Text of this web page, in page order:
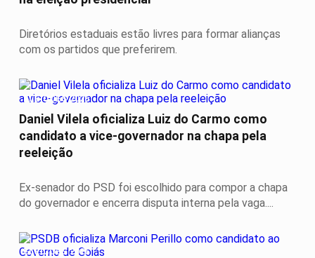
Diretórios estaduais estão livres para formar alianças
com os partidos que preferirem.
ELEIÇÕES 2026
Daniel Vilela oficializa Luiz do Carmo como
candidato a vice-governador na chapa pela
reeleição
Ex-senador do PSD foi escolhido para compor a chapa
do governador e encerra disputa interna pela vaga....
ELEIÇÕES 2026